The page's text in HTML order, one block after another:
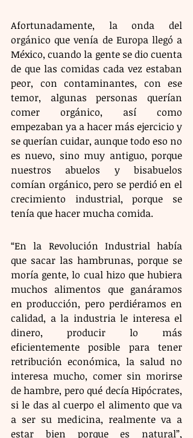
Afortunadamente, la onda del
orgánico que venía de Europa llegó a
México, cuando la gente se dio cuenta
de que las comidas cada vez estaban
peor, con contaminantes, con ese
temor, algunas personas querían
comer orgánico, así como
empezaban ya a hacer más ejercicio y
se querían cuidar, aunque todo eso no
es nuevo, sino muy antiguo, porque
nuestros abuelos y bisabuelos
comían orgánico, pero se perdió en el
crecimiento industrial, porque se
tenía que hacer mucha comida.
“En la Revolución Industrial había
que sacar las hambrunas, porque se
moría gente, lo cual hizo que hubiera
muchos alimentos que ganáramos
en producción, pero perdiéramos en
calidad, a la industria le interesa el
dinero, producir lo más
eficientemente posible para tener
retribución económica, la salud no
interesa mucho, comer sin morirse
de hambre, pero qué decía Hipócrates,
si le das al cuerpo el alimento que va
a ser su medicina, realmente va a
estar bien porque es natural”,